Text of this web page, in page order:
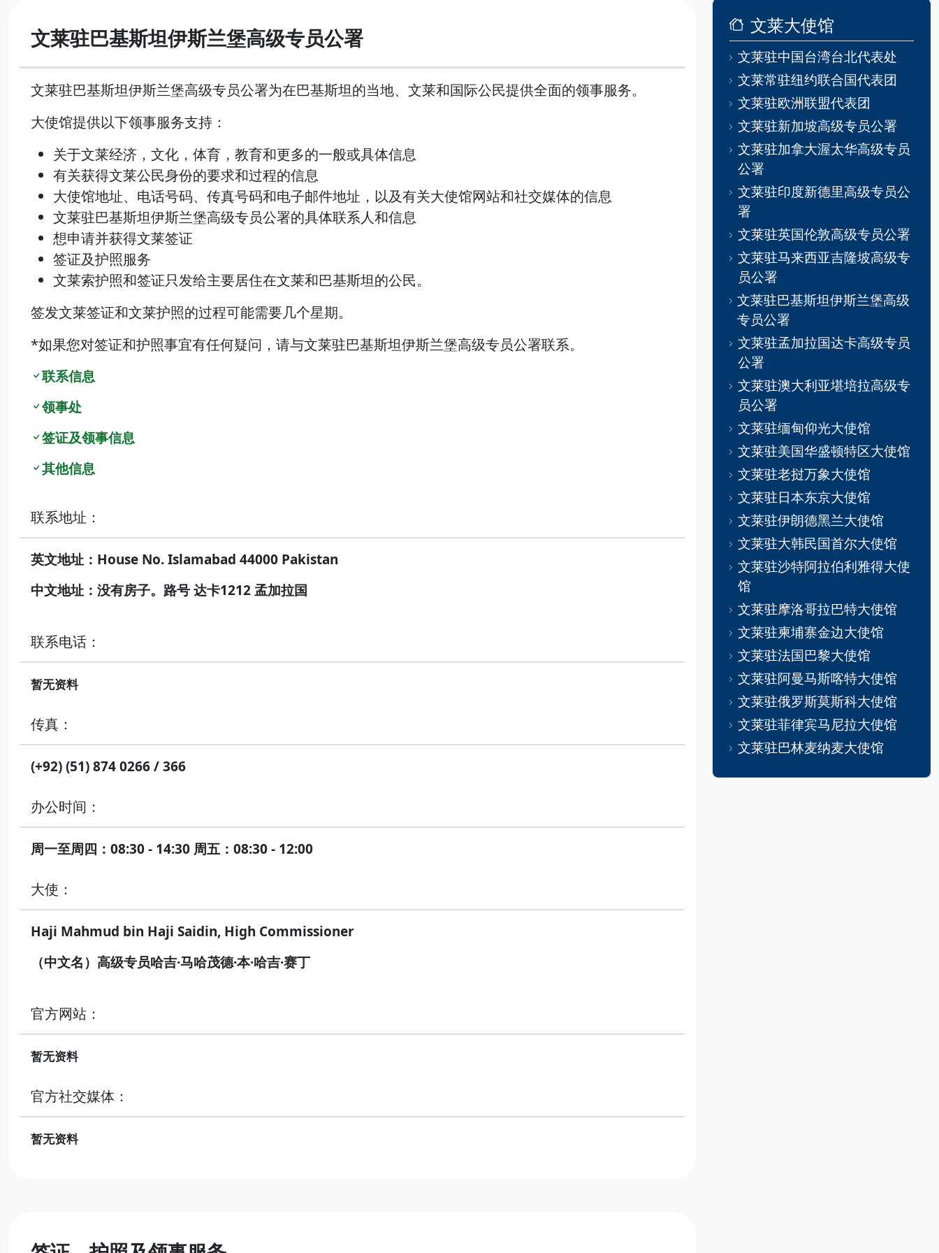
文莱驻巴基斯坦伊斯兰堡高级专员公署
文莱驻巴基斯坦伊斯兰堡高级专员公署为在巴基斯坦的当地、文莱和国际公民提供全面的领事服务。
大使馆提供以下领事服务支持：
关于文莱经济，文化，体育，教育和更多的一般或具体信息
有关获得文莱公民身份的要求和过程的信息
大使馆地址、电话号码、传真号码和电子邮件地址，以及有关大使馆网站和社交媒体的信息
文莱驻巴基斯坦伊斯兰堡高级专员公署的具体联系人和信息
想申请并获得文莱签证
签证及护照服务
文莱索护照和签证只发给主要居住在文莱和巴基斯坦的公民。
签发文莱签证和文莱护照的过程可能需要几个星期。
*如果您对签证和护照事宜有任何疑问，请与文莱驻巴基斯坦伊斯兰堡高级专员公署联系。
联系信息
领事处
签证及领事信息
其他信息
联系地址：
英文地址：House No. Islamabad 44000 Pakistan
中文地址：没有房子。路号 达卡1212 孟加拉国
联系电话：
暂无资料
传真：
(+92) (51) 874 0266 / 366
办公时间：
周一至周四：08:30 - 14:30 周五：08:30 - 12:00
大使：
Haji Mahmud bin Haji Saidin, High Commissioner
（中文名）高级专员哈吉·马哈茂德·本·哈吉·赛丁
官方网站：
暂无资料
官方社交媒体：
暂无资料
文莱大使馆
文莱驻中国台湾台北代表处
文莱常驻纽约联合国代表团
文莱驻欧洲联盟代表团
文莱驻新加坡高级专员公署
文莱驻加拿大渥太华高级专员
公署
文莱驻印度新德里高级专员公
署
文莱驻英国伦敦高级专员公署
文莱驻马来西亚吉隆坡高级专
员公署
文莱驻巴基斯坦伊斯兰堡高级
专员公署
文莱驻孟加拉国达卡高级专员
公署
文莱驻澳大利亚堪培拉高级专
员公署
文莱驻缅甸仰光大使馆
文莱驻美国华盛顿特区大使馆
文莱驻老挝万象大使馆
文莱驻日本东京大使馆
文莱驻伊朗德黑兰大使馆
文莱驻大韩民国首尔大使馆
文莱驻沙特阿拉伯利雅得大使
馆
文莱驻摩洛哥拉巴特大使馆
文莱驻柬埔寨金边大使馆
文莱驻法国巴黎大使馆
文莱驻阿曼马斯喀特大使馆
文莱驻俄罗斯莫斯科大使馆
文莱驻菲律宾马尼拉大使馆
文莱驻巴林麦纳麦大使馆